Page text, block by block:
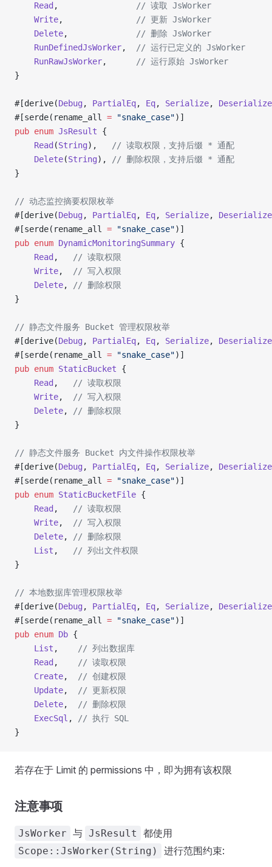
    Read
,
// 读取 JsWorker
    Write
,
// 更新 JsWorker
    Delete
,
// 删除 JsWorker
    RunDefinedJsWorker
,
// 运行已定义的 JsWorker
    RunRawJsWorker
,
// 运行原始 JsWorker
}
#[derive(Debug , PartialEq, Eq, Serialize, Deserialize
#[serde(rename_all = "snake_case")]
pub enum JsResult {
    Read
(String),
// 读取权限，支持后缀 * 通配
    Delete
(String),
// 删除权限，支持后缀 * 通配
}
// 动态监控摘要权限枚举
#[derive(Debug , PartialEq, Eq, Serialize, Deserialize
#[serde(rename_all = "snake_case")]
pub enum DynamicMonitoringSummary {
    Read
,
// 读取权限
    Write
,
// 写入权限
    Delete
,
// 删除权限
}
// 静态文件服务 Bucket 管理权限枚举
#[derive(Debug , PartialEq, Eq, Serialize, Deserialize
#[serde(rename_all = "snake_case")]
pub enum StaticBucket {
    Read
,
// 读取权限
    Write
,
// 写入权限
    Delete
,
// 删除权限
}
// 静态文件服务 Bucket 内文件操作权限枚举
#[derive(Debug , PartialEq, Eq, Serialize, Deserialize
#[serde(rename_all = "snake_case")]
pub enum StaticBucketFile {
    Read
,
// 读取权限
    Write
,
// 写入权限
    Delete
,
// 删除权限
    List
,
// 列出文件权限
}
// 本地数据库管理权限枚举
#[derive(Debug , PartialEq, Eq, Serialize, Deserialize
#[serde(rename_all = "snake_case")]
pub enum Db {
    List
,
// 列出数据库
    Read
,
// 读取权限
    Create
,
// 创建权限
    Update
,
// 更新权限
    Delete
,
// 删除权限
    ExecSql
,
// 执行 SQL
}
若存在于 Limit 的 permissions 中，即为拥有该权限
注意事项
JsWorker 与 JsResult 都使用
Scope::JsWorker(String) 进行范围约束: